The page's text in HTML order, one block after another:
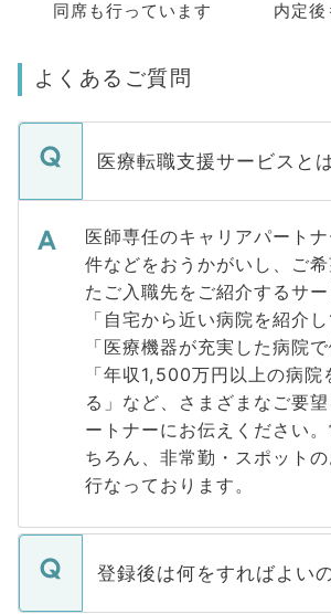
同席も行っています
内定
よくあるご質問
医療転職支援サービスと
医師専任のキャリアパート
件などをおうかがいし、ご
たご入職先をご紹介するサー
「自宅から近い病院を紹介し
「医療機器が充実した病院で
「年収1,500万円以上の病院
る」など、さまざまなご要
ートナーにお伝えください
ちろん、非常勤・スポット
行なっております。
登録後は何をすればよい